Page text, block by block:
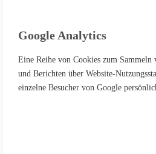
Umschalter
Google Analytics
Eine Reihe von Cookies zum
und Berichten über Website-
einzelne Besucher von Google